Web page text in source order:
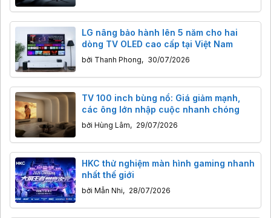
LG nâng bảo hành lên 5 năm cho hai
dòng TV OLED cao cấp tại Việt Nam
bởi Thanh Phong, 30/07/2026
TV 100 inch bùng nổ: Giá giảm mạnh,
các ông lớn nhập cuộc nhanh chóng
bởi Hùng Lâm, 29/07/2026
HKC thử nghiệm màn hình gaming nhanh
nhất thế giới
bởi Mẫn Nhi, 28/07/2026